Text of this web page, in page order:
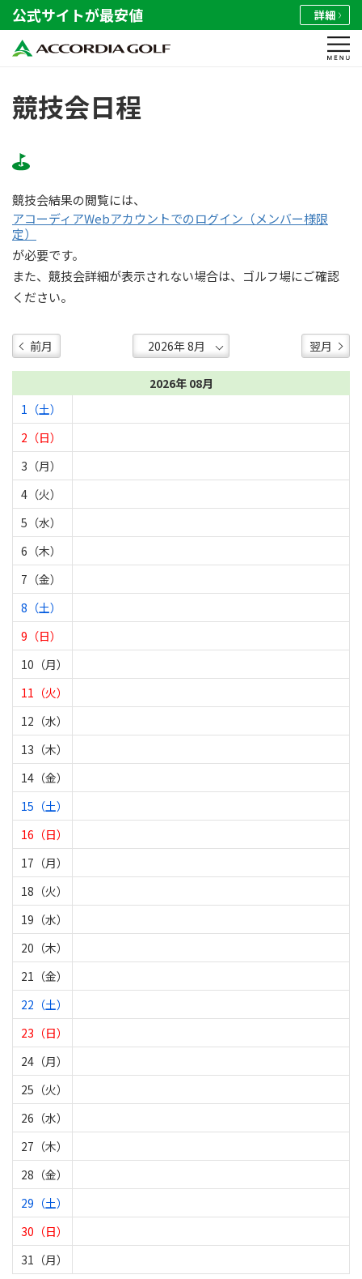
公式サイトが最安値 詳細
競技会日程
競技会結果の閲覧には、
アコーディアWebアカウントでのログイン（メンバー様限
定）
が必要です。
また、競技会詳細が表示されない場合は、ゴルフ場にご確認
ください。
前月 翌月
2026年 08月
1（土）
2（日）
3（月）
4（火）
5（水）
6（木）
7（金）
8（土）
9（日）
10（月）
11（火）
12（水）
13（木）
14（金）
15（土）
16（日）
17（月）
18（火）
19（水）
20（木）
21（金）
22（土）
23（日）
24（月）
25（火）
26（水）
27（木）
28（金）
29（土）
30（日）
31（月）